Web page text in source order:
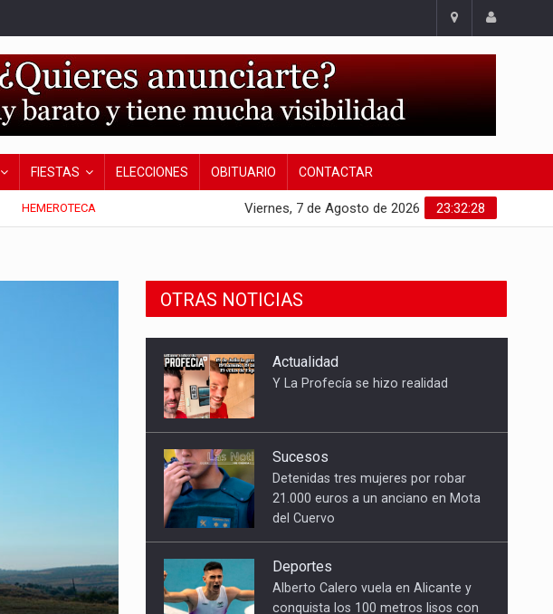
FIESTAS ELECCIONES OBITUARIO CONTACTAR
HEMEROTECA 23:32:29
Viernes, 7 de Agosto de 2026
OTRAS NOTICIAS
Sucesos
Detenidas tres mujeres por robar
Deportes
Alberto Calero vuela en Alicante y
conquista los 100 metros lisos con
Cultura
El Gobierno regional apoya el